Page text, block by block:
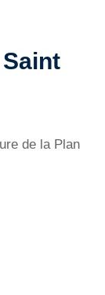
de la Plan